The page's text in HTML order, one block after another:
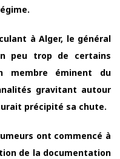
à Alger, le général
peu trop de certains
membre éminent du
gravitant autour
précipité sa chute.
ont commencé à
de la documentation